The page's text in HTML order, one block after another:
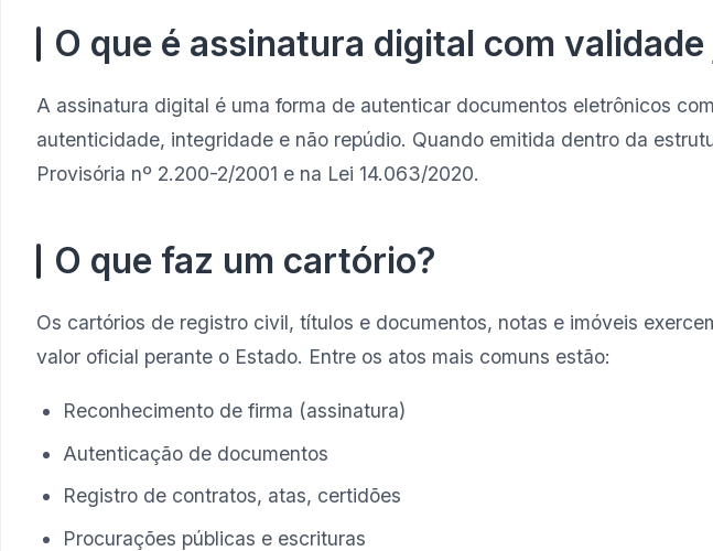
O que é assinatura digital com
A assinatura digital é uma forma de autenticar documentos eletrônicos
autenticidade, integridade e não repúdio. Quando emitida dentro da
Provisória nº 2.200-2/2001 e na Lei 14.063/2020.
O que faz um cartório?
Os cartórios de registro civil, títulos e documentos, notas e imóveis
valor oficial perante o Estado. Entre os atos mais comuns estão:
Reconhecimento de firma (assinatura)
Autenticação de documentos
Registro de contratos, atas, certidões
Procurações públicas e escrituras